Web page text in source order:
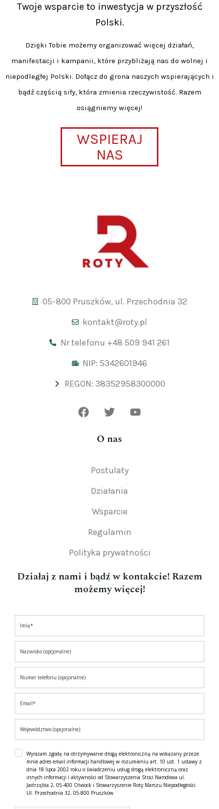
Twoje wsparcie to inwestycja w przyszłość
Polski.
Dzięki Tobie możemy organizować więcej działań,
manifestacji i kampanii, które przybliżają nas do wolnej i
niepodległej Polski. Dołącz do grona naszych wspierających i
bądź częścią siły, która zmienia rzeczywistość. Razem
osiągniemy więcej!
WSPIERAJ
NAS
05-800 Pruszków, ul. Przechodnia 32
kontakt@roty.pl
Nr telefonu +48 509 941 261
NIP: 5342601946
REGON: 38352958300000
O nas
Postulaty
Działania
Wsparcie
Regulamin
Polityka prywatności
Działaj z nami i bądź w kontakcie! Razem
możemy więcej!
Wyrażam zgodę na otrzymywanie drogą elektroniczną na wskazany przeze
mnie adres email informacji handlowej w rozumieniu art. 10 ust. 1 ustawy z
dnia 18 lipca 2002 roku o świadczeniu usług drogą elektroniczną oraz
innych informacji i aktywności od Stowarzyszenia Straż Narodowa ul.
Jastrzębia 2, 05-400 Otwock i Stowarzyszenie Roty Marszu Niepodległości
Ul. Przechodnia 32, 05-800 Pruszków